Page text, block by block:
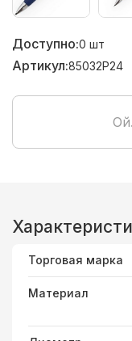
Доступно:0 шт
Артикул:85032P24
Торговая марка
Материал